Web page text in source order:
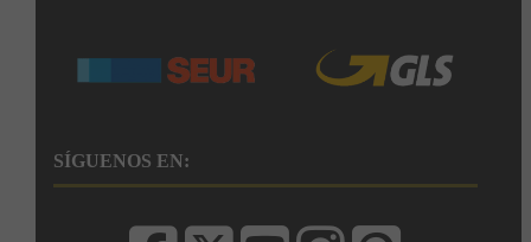
SÍGUENOS EN: